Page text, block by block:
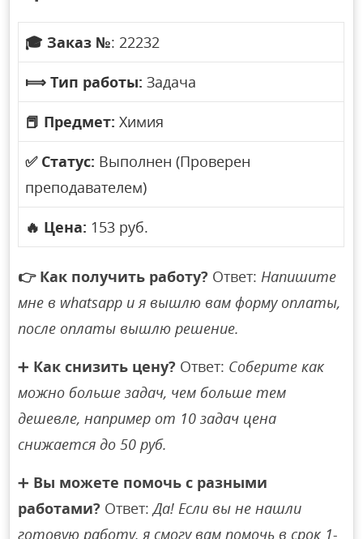
🎓 Заказ №: 22232
⟾ Тип работы: Задача
📕 Предмет: Химия
✅ Статус: Выполнен (Проверен
преподавателем)
🔥 Цена: 153 руб.
👉 Как получить работу? Ответ:Напишите
мне в whatsapp и я вышлю вам форму оплаты,
после оплаты вышлю решение.
➕ Как снизить цену? Ответ: Соберите как
можно больше задач, чем больше тем
дешевле, например от 10 задач цена
снижается до 50 руб.
➕ Вы можете помочь с разными
работами? Ответ:Да! Если вы не нашли
готовую работу, я смогу вам помочь в срок 1-